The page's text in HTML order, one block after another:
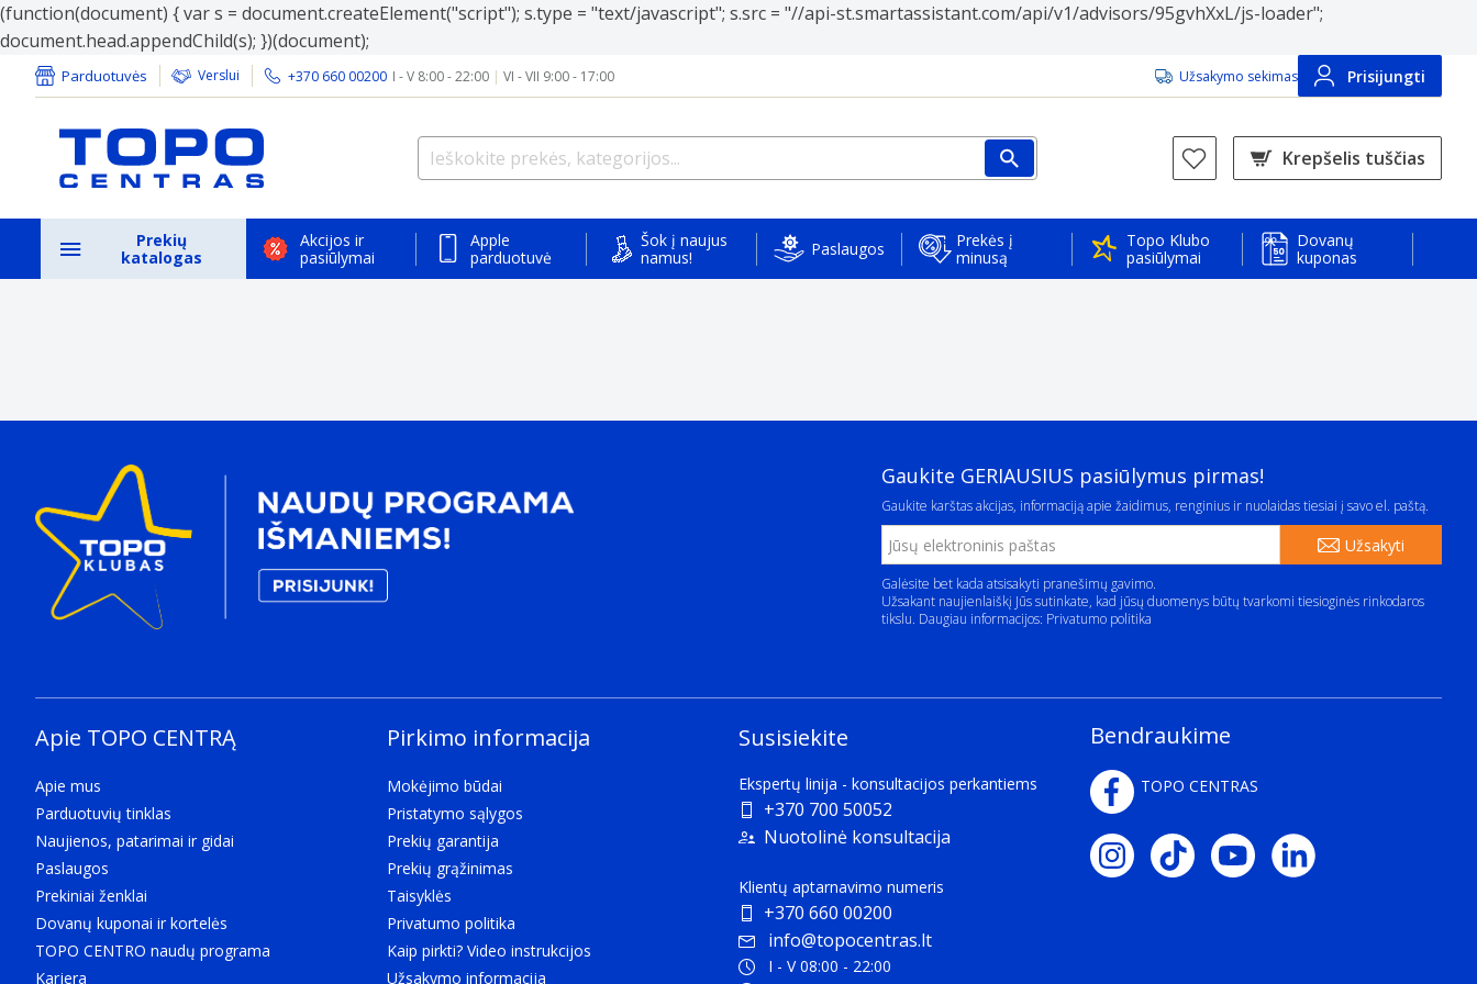
(function(document) { var s = document.createElement("script"); s.type = "text/javascript"; s.src = "//api-st.smartassistant.com/api/v1/advisors/95gvhXxL/js-loader";
document.head.appendChild(s); })(document);
Parduotuvės Verslui +370 660 00200 I - V 8:00 - 22:00 | VI - VII 9:00 - 17:00 Užsakymo sekimas Prisijungti
Krepšelis tuščias
Prekių
katalogas
Akcijos ir
pasiūlymai
Apple
parduotuvė
Šok į naujus
namus!
Paslaugos
Prekės į
minusą
Topo Klubo
pasiūlymai
Dovanų
kuponas
Gaukite GERIAUSIUS pasiūlymus pirmas!
Gaukite karštas akcijas, informaciją apie žaidimus, renginius ir nuolaidas tiesiai į savo el. paštą.
Užsakyti
Galėsite bet kada atsisakyti pranešimų gavimo.
Užsakant naujienlaiškį Jūs sutinkate, kad jūsų duomenys būtų tvarkomi tiesioginės rinkodaros
tikslu. Daugiau informacijos: Privatumo politika
Apie TOPO CENTRĄ
Apie mus
Parduotuvių tinklas
Naujienos, patarimai ir gidai
Paslaugos
Prekiniai ženklai
Dovanų kuponai ir kortelės
TOPO CENTRO naudų programa
Karjera
Pirkimo informacija
Mokėjimo būdai
Pristatymo sąlygos
Prekių garantija
Prekių grąžinimas
Taisyklės
Privatumo politika
Kaip pirkti? Video instrukcijos
Užsakymo informacija
Susisiekite
Ekspertų linija - konsultacijos perkantiems
+370 700 50052
Nuotolinė konsultacija
Klientų aptarnavimo numeris
+370 660 00200
info@topocentras.lt
I - V 08:00 - 22:00
Bendraukime
TOPO CENTRAS